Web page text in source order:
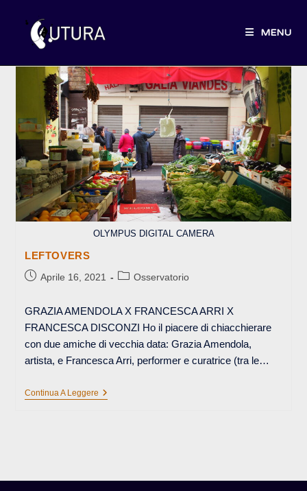
contenuto
MENU
OLYMPUS DIGITAL CAMERA
LEFTOVERS
ArticoloAprile 16, 2021
Categoria
Osservatorio
GRAZIA AMENDOLA X FRANCESCA ARRI X
FRANCESCA DISCONZI Ho il piacere di chiacchierare
con due amiche di vecchia data: Grazia Amendola,
artista, e Francesca Arri, performer e curatrice (tra le…
Continua A LeggereLEFTOVERS